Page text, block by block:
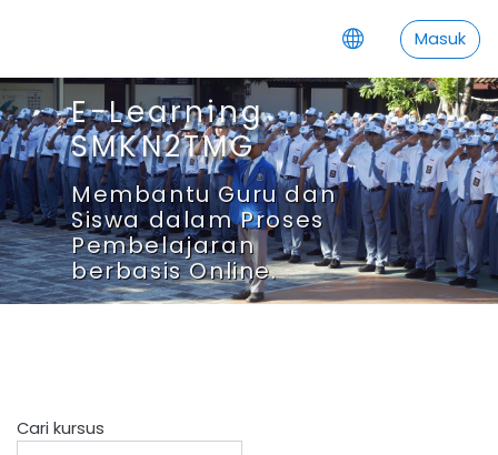
Masuk
E-Learning
SMKN2TMG
Membantu Guru dan
Siswa dalam Proses
Pembelajaran
berbasis Online.
Cari kursus